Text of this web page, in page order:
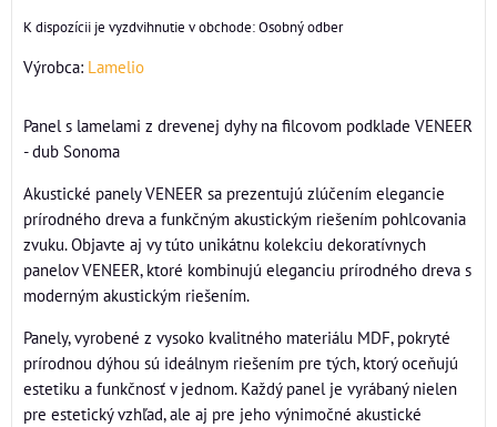
Osobný odber
Výrobca: Lamelio
Panel s lamelami z drevenej dyhy na filcovom podklade VENEER
- dub Sonoma
Akustické panely VENEER sa prezentujú zlúčením elegancie
prírodného dreva a funkčným akustickým riešením pohlcovania
zvuku. Objavte aj vy túto unikátnu kolekciu dekoratívnych
panelov VENEER, ktoré kombinujú eleganciu prírodného dreva s
moderným akustickým riešením.
Panely, vyrobené z vysoko kvalitného materiálu MDF, pokryté
prírodnou dýhou sú ideálnym riešením pre tých, ktorý oceňujú
estetiku a funkčnosť v jednom. Každý panel je vyrábaný nielen
pre estetický vzhľad, ale aj pre jeho výnimočné akustické